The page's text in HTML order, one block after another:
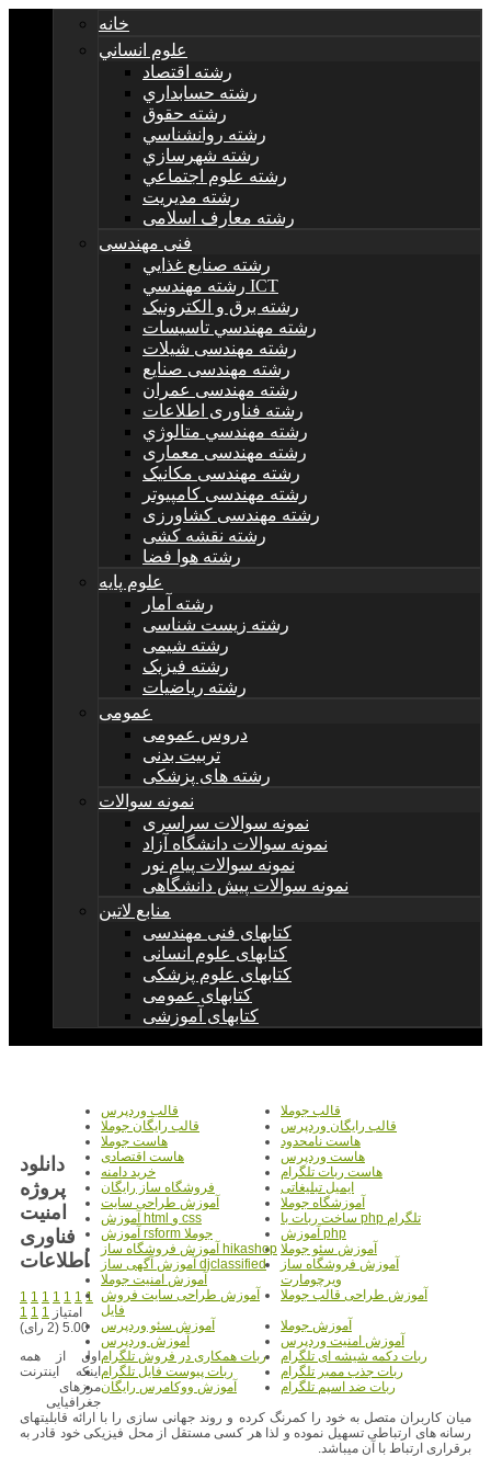
خانه
علوم انساني
رشته اقتصاد
رشته حسابداري
رشته حقوق
رشته روانشناسي
رشته شهرسازي
رشته علوم اجتماعي
رشته مديريت
رشته معارف اسلامی
فنی مهندسی
رشته صنايع غذايي
رشته مهندسي ICT
رشته برق و الکترونيک
رشته مهندسي تاسيسات
رشته مهندسی شیلات
رشته مهندسی صنایع
رشته مهندسی عمران
رشته فناوری اطلاعات
رشته مهندسي متالوژي
رشته مهندسی معماری
رشته مهندسی مکانیک
رشته مهندسی کامپیوتر
رشته مهندسی کشاورزی
رشته نقشه کشی
رشته هوا فضا
علوم پایه
رشته آمار
رشته زیست شناسی
رشته شیمی
رشته فیزیک
رشته ریاضیات
عمومی
دروس عمومی
تربیت بدنی
رشته های پزشکی
نمونه سوالات
نمونه سوالات سراسری
نمونه سوالات دانشگاه آزاد
نمونه سوالات پیام نور
نمونه سوالات پیش دانشگاهی
منابع لاتین
کتابهای فنی مهندسی
کتابهای علوم انسانی
کتابهای علوم پزشکی
کتابهای عمومی
کتابهای آموزشی
قالب جوملا
قالب وردپرس
قالب رایگان وردپرس
قالب رایگان جوملا
هاست نامحدود
هاست جوملا
هاست وردپرس
هاست اقتصادی
هاست ربات تلگرام
خرید دامنه
ایمیل تبلیغاتی
فروشگاه ساز رایگان
آموزشگاه جوملا
آموزش طراحی سایت
ساخت ربات با php تلگرام
آموزش html و css
آموزش php
آموزش rsform جوملا
آموزش سئو جوملا آموزش فروشگاه ساز hikashop
آموزش فروشگاه ساز
ویرچومارت
آموزش آگهی ساز djclassified
آموزش امنیت جوملا
آموزش طراحی قالب جوملا
آموزش طراحی سایت فروش
فایل
آموزش جوملا
آموزش سئو وردپرس
آموزش امنیت وردپرس
آموزش وردپرس
ربات دکمه شیشه ای تلگرام
ربات همکاری در فروش تلگرام
ربات جذب ممبر تلگرام
ربات پیوست فایل تلگرام
ربات ضد اسپم تلگرام
آموزش ووکامرس رایگان
دانلود
پروژه
امنیت
فناوری
1 1 1 1 1 1 1
1 1 1 امتیاز
5.00 (2 رای)
اول از همه
اینکه اینترنت
مرزهای
جغرافیایی
میان کاربران متصل به خود را کمرنگ کرده و روند جهانی سازی را با ارائه قابلیتهای
رسانه های ارتباطی تسهیل نموده و لذا هر کسی مستقل از محل فیزیکی خود قادر به
برقراری ارتباط با آن میباشد.